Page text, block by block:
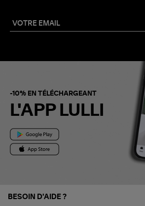
-10% EN TÉLÉCHARGEANT
L'APP LULLI
BESOIN D'AIDE ?